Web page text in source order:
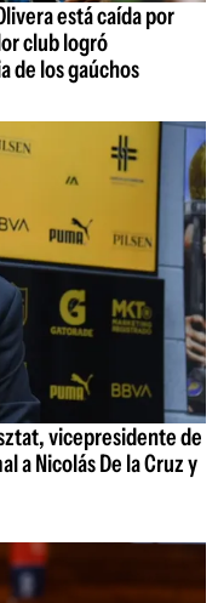
está caída por
club logró
de los gaúchos
vicepresidente de
a Nicolás De la Cruz y